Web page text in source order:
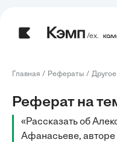
/ех.
Главная Рефераты Другое
Реферат на
«Рассказать об
Афанасьеве,